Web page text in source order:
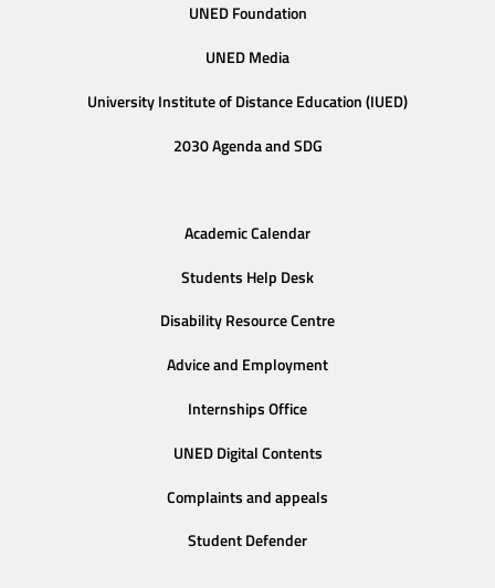
UNED Foundation
UNED Media
University Institute of Distance Education (IUED)
2030 Agenda and SDG
Academic Calendar
Students Help Desk
Disability Resource Centre
Advice and Employment
Internships Office
UNED Digital Contents
Complaints and appeals
Student Defender